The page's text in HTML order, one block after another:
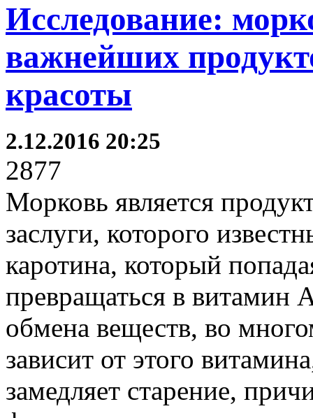
Исследование:
важнейших
красоты
2.12.2016 20:25
2877
Морковь является
заслуги, которого
каротина, который
превращаться в витамин
обмена веществ, во
зависит от этого
замедляет старение,